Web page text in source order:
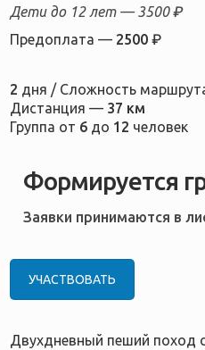
Дети до 12 лет —3500 ₽
Предоплата — 2500 ₽
2 дня / Сложность
Дистанция — 37 км
Группа от 6до 12 человек
Формируется
Заявки принимаются в
УЧАСТВОВАТЬ
Двухдневный пеший поход